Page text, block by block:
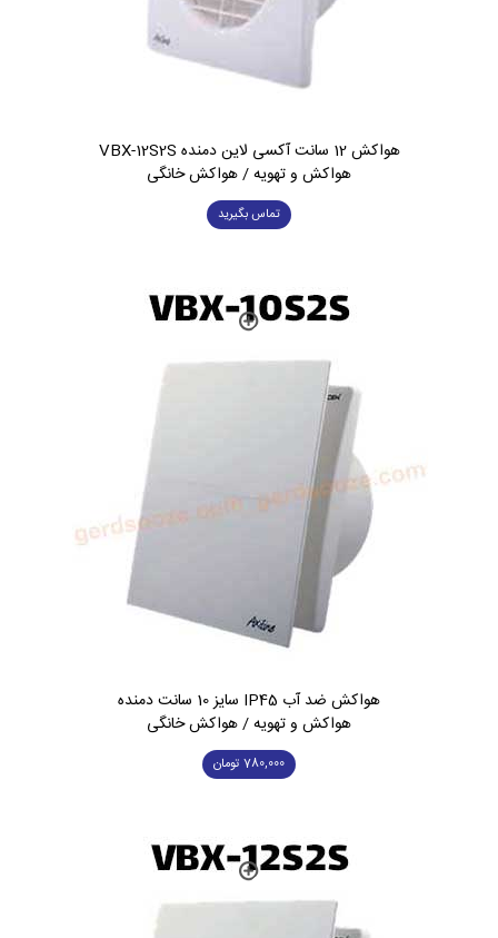
هواکش 12 سانت آکسی لاین دمنده VBX-12S2S
هواکش و تهویه / هواکش خانگی
تماس بگیرید
هواکش ضد آب IP45 سایز 10 سانت دمنده
هواکش و تهویه / هواکش خانگی
780,000 تومان